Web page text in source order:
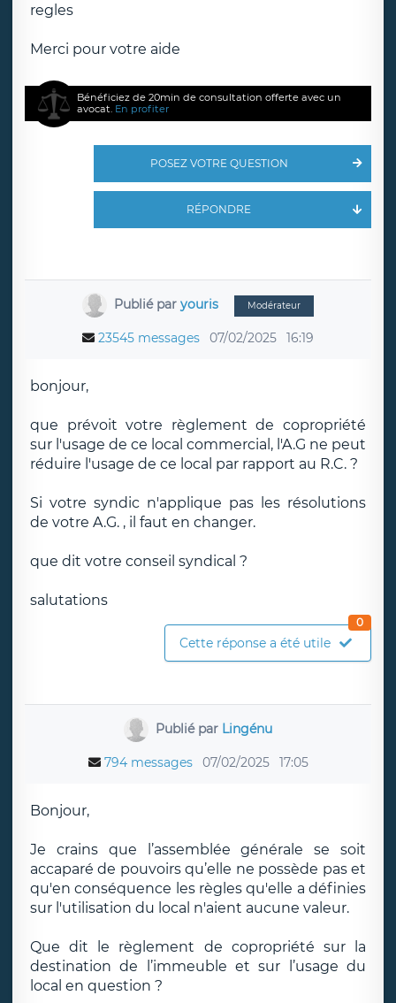
regles
Merci pour votre aide
Bénéficiez de 20min de consultation offerte avec un
avocat. En profiter
POSEZ VOTRE QUESTION
RÉPONDRE
Publié par youris Modérateur
23545 messages 07/02/2025 16:19
bonjour,
que prévoit votre règlement de copropriété
sur l'usage de ce local commercial, l'A.G ne peut
réduire l'usage de ce local par rapport au R.C. ?
Si votre syndic n'applique pas les résolutions
de votre A.G. , il faut en changer.
que dit votre conseil syndical ?
salutations
Cette réponse a été utile
0
Publié par Lingénu
794 messages 07/02/2025 17:05
Bonjour,
Je crains que l’assemblée générale se soit
accaparé de pouvoirs qu’elle ne possède pas et
qu'en conséquence les règles qu'elle a définies
sur l'utilisation du local n'aient aucune valeur.
Que dit le règlement de copropriété sur la
destination de l’immeuble et sur l’usage du
local en question ?